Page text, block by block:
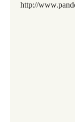
http://